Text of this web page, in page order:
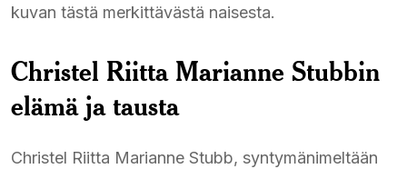
kuvan tästä merkittävästä naisesta.
Christel Riitta Marianne Stubbin
elämä ja tausta
Christel Riitta Marianne Stubb, syntymänimeltään